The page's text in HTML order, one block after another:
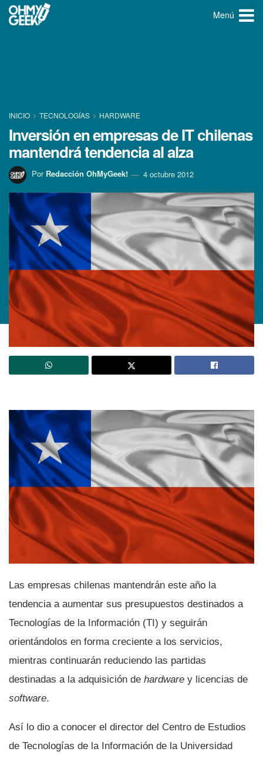
Menú
INICIO TECNOLOGÍ­AS HARDWARE
Inversión en empresas de IT chilenas
mantendrá tendencia al alza
Por Redacción OhMyGeek! 4 octubre 2012
Las empresas chilenas mantendrán este año la
tendencia a aumentar sus presupuestos destinados a
Tecnologí­as de la Información (TI) y seguirán
orientándolos en forma creciente a los servicios,
mientras continuarán reduciendo las partidas
destinadas a la adquisición de hardware y licencias de
software.
Así­ lo dio a conocer el director del Centro de Estudios
de Tecnologí­as de la Información de la Universidad